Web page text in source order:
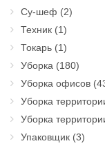
Су-шеф (2)
Техник (1)
Токарь (1)
Уборка (180)
Уборка офисов
Уборка
Уборка
Упаковщик (3)